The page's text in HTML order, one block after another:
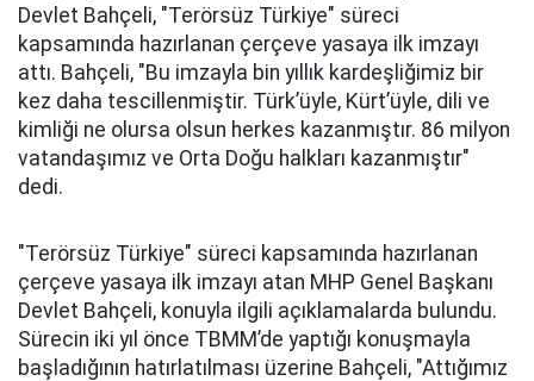
Devlet Bahçeli, "Terörsüz Türkiye" süreci
kapsamında hazırlanan çerçeve yasaya ilk imzayı
attı. Bahçeli, "Bu imzayla bin yıllık kardeşliğimiz bir
kez daha tescillenmiştir. Türk’üyle, Kürt’üyle, dili ve
kimliği ne olursa olsun herkes kazanmıştır. 86 milyon
vatandaşımız ve Orta Doğu halkları kazanmıştır"
dedi.
"Terörsüz Türkiye" süreci kapsamında hazırlanan
çerçeve yasaya ilk imzayı atan MHP Genel Başkanı
Devlet Bahçeli, konuyla ilgili açıklamalarda bulundu.
Sürecin iki yıl önce TBMM’de yaptığı konuşmayla
başladığının hatırlatılması üzerine Bahçeli, "Attığımız